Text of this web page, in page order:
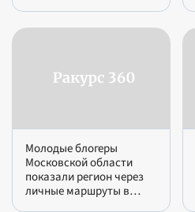
Молодые блогеры
Московской области
показали регион через
личные маршруты в